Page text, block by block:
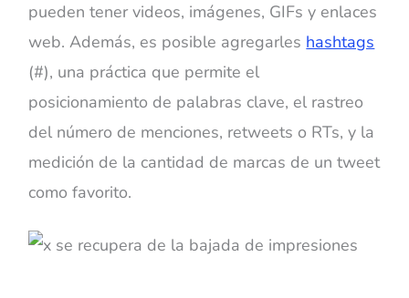
pueden tener videos, imágenes, GIFs y enlaces
web. Además, es posible agregarles hashtags
(#), una práctica que permite el
posicionamiento de palabras clave, el rastreo
del número de menciones, retweets o RTs, y la
medición de la cantidad de marcas de un tweet
como favorito.